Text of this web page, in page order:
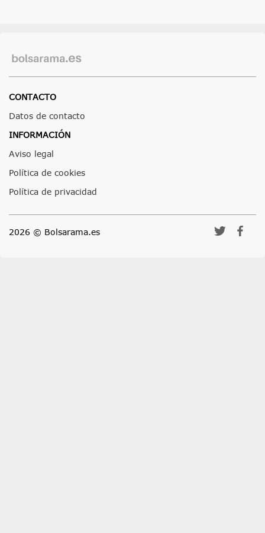
CONTACTO
Datos de contacto
INFORMACIÓN
Aviso legal
Política de cookies
Política de privacidad
2026 © Bolsarama.es